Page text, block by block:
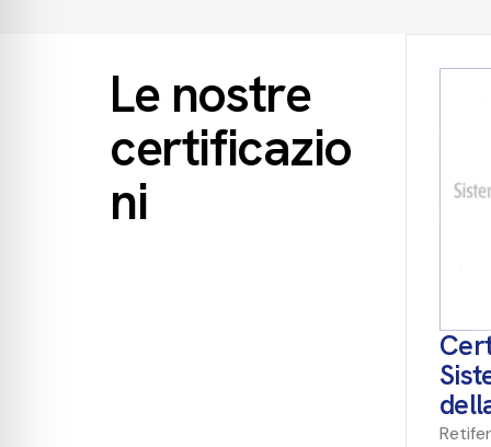
Le nostre
certificazio
ni